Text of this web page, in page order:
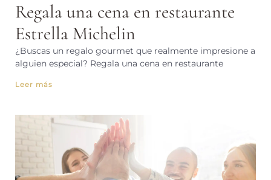
Regala una cena en restaurante
Estrella Michelin
¿Buscas un regalo gourmet que realmente impresione a
alguien especial? Regala una cena en restaurante
Leer más